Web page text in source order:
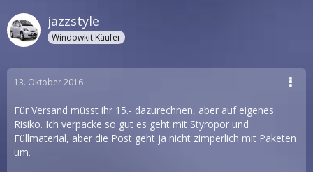
jazzstyle
Windowkit Käufer
13. Oktober 2016
Für Versand müsst ihr 15.- dazurechnen, aber auf eigenes
Risiko. Ich verpacke so gut es geht mit Styropor und
Füllmaterial, aber die Post geht ja nicht zimperlich mit Paketen
um.